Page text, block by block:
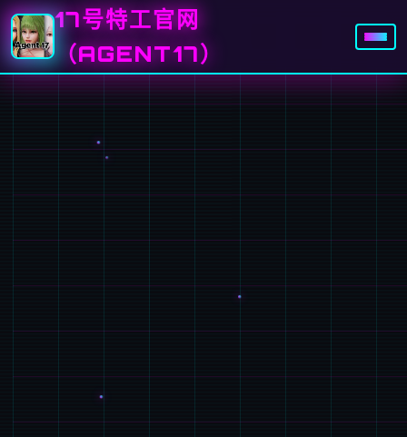
17号特工官网
（AGENT17）